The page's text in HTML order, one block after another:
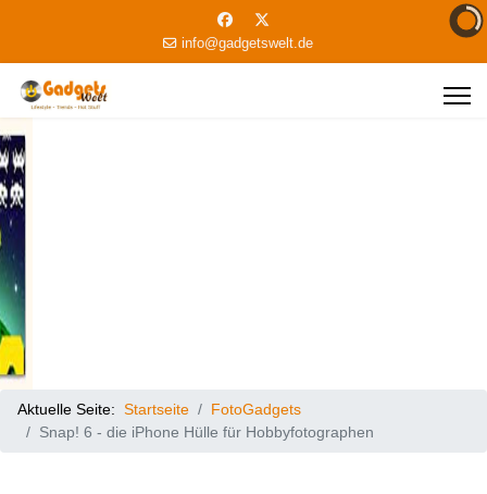
info@gadgetswelt.de
Aktuelle Seite: Startseite
FotoGadgets
Snap! 6 - die iPhone Hülle für Hobbyfotographen